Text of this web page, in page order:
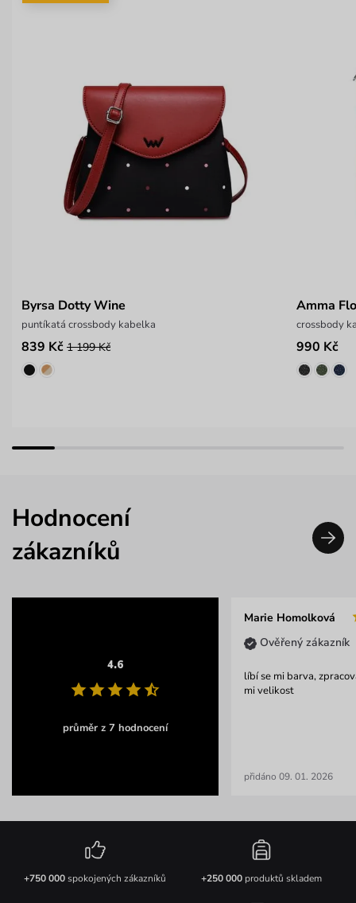
Byrsa Dotty Wine
puntíkatá crossbody kabelka
839 Kč 1 199 Kč
Amma
crossbody
990 Kč
Hodnocení
zákazníků
4.6
průměr z 7 hodnocení
Marie Homolková
Ověřený zákazník
líbí se mi barva,
mi velikost
přidáno 09. 01. 2026
+750 000spokojených zákazníků +250 000produktů skladem